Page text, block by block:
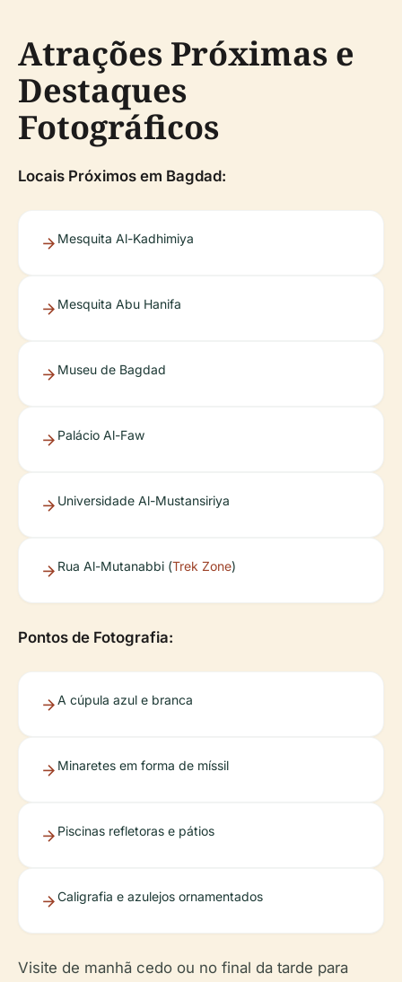
Atrações Próximas e
Destaques
Fotográficos
Locais Próximos em Bagdad:
Mesquita Al-Kadhimiya
Mesquita Abu Hanifa
Museu de Bagdad
Palácio Al-Faw
Universidade Al-Mustansiriya
Rua Al-Mutanabbi (Trek Zone)
Pontos de Fotografia:
A cúpula azul e branca
Minaretes em forma de míssil
Piscinas refletoras e pátios
Caligrafia e azulejos ornamentados
Visite de manhã cedo ou no final da tarde para